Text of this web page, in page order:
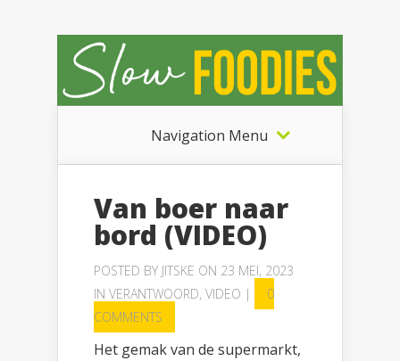
Navigation Menu
Van boer naar
bord (VIDEO)
POSTED BY JITSKE ON 23 MEI, 2023
IN VERANTWOORD, VIDEO |
0
COMMENTS
Het gemak van de supermarkt,